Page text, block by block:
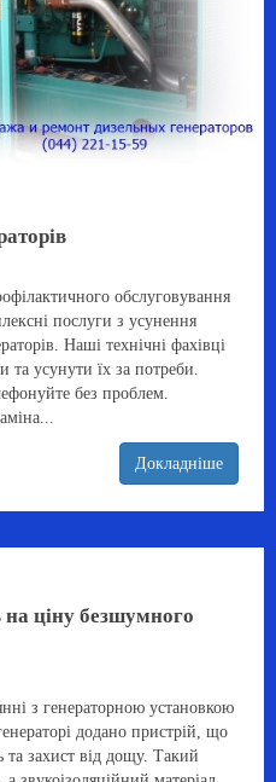
обслуговування
послуги з усунення
Наші технічні фахівці
усунути їх за потреби.
без проблем.
Докладніше
ціну безшумного
з генераторною установкою
додано пристрій, що
та захист від дощу. Такий